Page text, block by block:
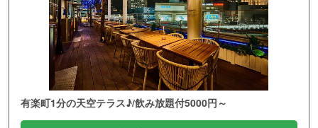
有楽町1分の天空テラス♪/飲み放題付5000円～